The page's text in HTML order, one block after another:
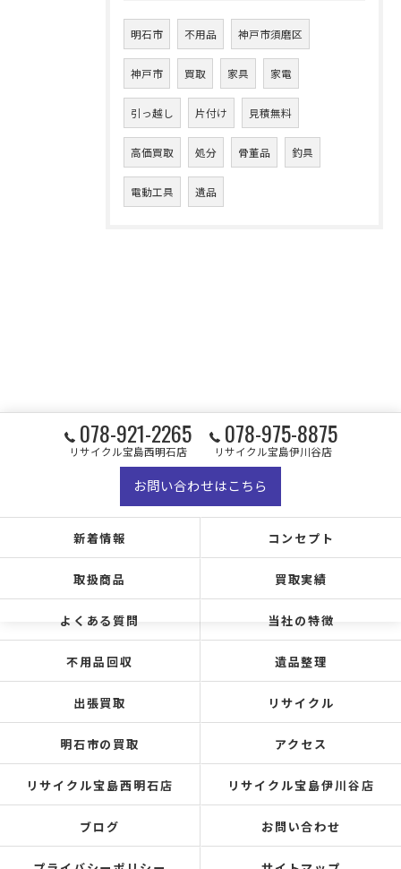
明石市 不用品 神戸市須磨区
神戸市 買取 家具 家電
引っ越し 片付け 見積無料
高価買取 処分 骨董品 釣具
電動工具 遺品
078-921-2265
リサイクル宝島西明石店
078-975-8875
リサイクル宝島伊川谷店
お問い合わせはこちら
新着情報 コンセプト
取扱商品 買取実績
よくある質問 当社の特徴
不用品回収 遺品整理
出張買取 リサイクル
明石市の買取 アクセス
リサイクル宝島西明石店 リサイクル宝島伊川谷店
ブログ お問い合わせ